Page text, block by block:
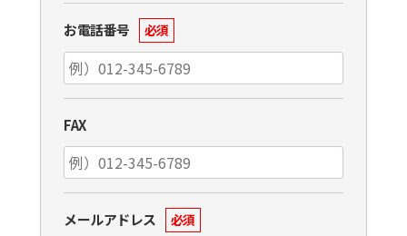
お電話番号 必須
FAX
メールアドレス 必須